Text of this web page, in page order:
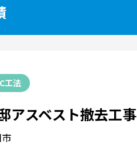
工法
スベスト撤去工事